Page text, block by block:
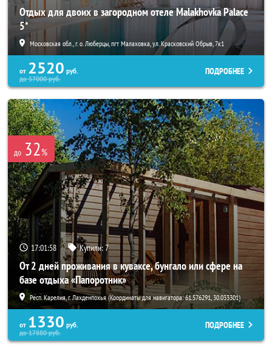
Отдых для двоих в загородном отеле Malakhovka Palace
5*
Московская обл., г. о. Люберцы, пгт Малаховка, ул. Красковский Обрыв, 7к1
от 2520 руб.
до57000руб.
ПОДРОБНЕЕ
до 32%
17:01:58 Купили:7
От 2 дней проживания в куваксе, бунгало или сфере на
базе отдыха «Папоротник»
Респ. Карелия, г. Лахденпохья (Координаты для навигатора: 61.576291, 30.033301)
от 1330 руб.
до17880руб.
ПОДРОБНЕЕ